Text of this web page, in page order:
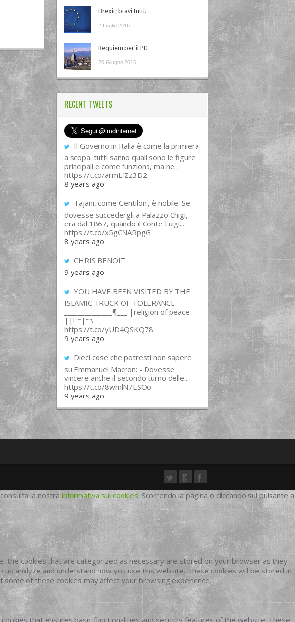
Brexit; bravi tutti.
2 Luglio 2016
Requiem per il PD
20 Giugno 2016
RECENT TWEETS
Il Governo in Italia è come la primiera
a scopa: tutti sanno quali sono le figure
principali e come funziona, ma ne…
https://t.co/armLfZz3D2
8 years ago
Tajani, come Gentiloni, è nobile. Se
dovesse succedergli a Palazzo Chigi,
era dal 1867, quando il Conte Luigi...
https://t.co/x5gCNARpgG
8 years ago
CHRIS BENOIT
9 years ago
YOU HAVE BEEN VISITED BY THE
ISLAMIC TRUCK OF TOLERANCE
______________¶___ |religion of peace
||l “”|””\__,_...
https://t.co/yUD4QSKQ78
9 years ago
Dieci cose che potresti non sapere
su Emmanuel Macron: - Dovesse
vincere anche il secondo turno delle...
https://t.co/8wmlN7ESOo
9 years ago
la nostra informativa sui cookies. Scorrendo la pagina o cliccando sul pulsante a
the cookies that are categorized as necessary are stored on your browser as they
analyze and understand how you use this website. These cookies will be stored in
of these cookies may affect your browsing experience.
that ensures basic functionalities and security features of the website. These